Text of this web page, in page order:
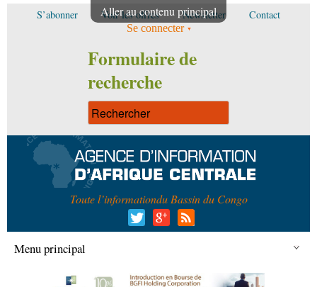
Aller au contenu principal
S’abonner Voir les offres Newsletter Contact
Se connecter
Formulaire de
recherche
Toute l’informationdu Bassin du Congo
Menu principal